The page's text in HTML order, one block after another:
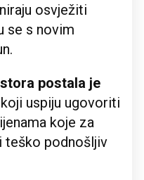
osvježiti
se s novim
postala je
uspiju ugovoriti
koje za
teško podnošljiv